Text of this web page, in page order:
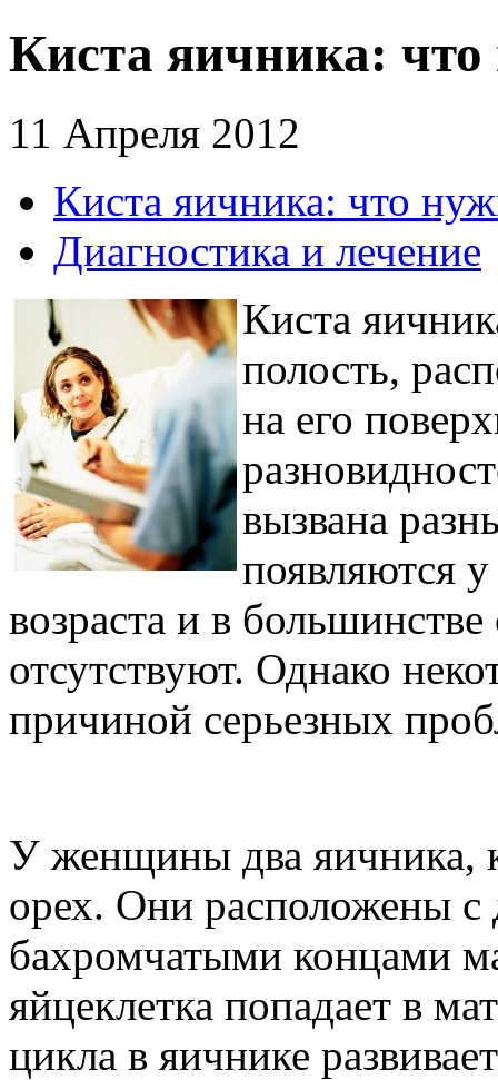
Киста яичника: что
11 Апреля 2012
Киста яичника: что
Диагностика и лечение
Киста
полость,
на его
вызвана
появляются
возраста и в
отсутствуют. Однако
причиной серьезных
У женщины два яичника,
орех. Они расположены с
бахромчатыми концами
яйцеклетка попадает в
цикла в яичнике